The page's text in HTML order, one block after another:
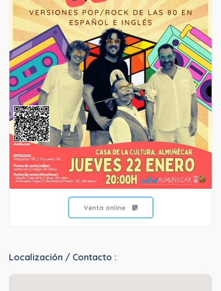
Venta online
Localización / Contacto :